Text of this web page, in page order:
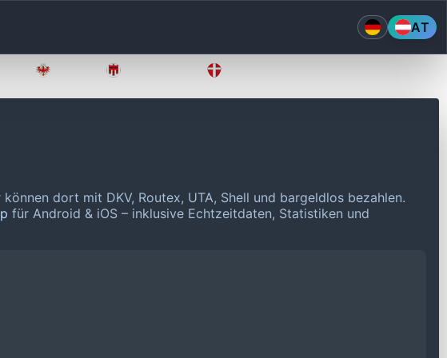
AT
können dort mit DKV, Routex, UTA, Shell und bargeldlos bezahlen.
für Android & iOS – inklusive Echtzeitdaten, Statistiken und